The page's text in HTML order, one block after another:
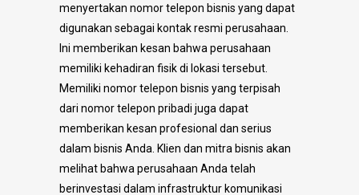
menyertakan nomor telepon bisnis yang dapat
digunakan sebagai kontak resmi perusahaan.
Ini memberikan kesan bahwa perusahaan
memiliki kehadiran fisik di lokasi tersebut.
Memiliki nomor telepon bisnis yang terpisah
dari nomor telepon pribadi juga dapat
memberikan kesan profesional dan serius
dalam bisnis Anda. Klien dan mitra bisnis akan
melihat bahwa perusahaan Anda telah
berinvestasi dalam infrastruktur komunikasi